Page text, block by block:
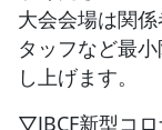
大会会場は関
タッフなど最
し上げます。
▽JBCF新型コ